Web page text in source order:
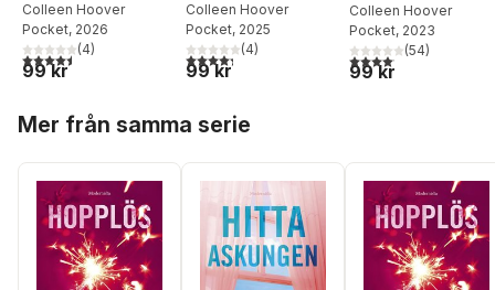
Colleen Hoover
Pocket, 2026
4,5utav 5 stjärnor. Totalt antal röster:
(4)
99 kr
Colleen Hoover
Pocket, 2025
4,3utav 5 stjärnor. Totalt antal röster:
(4)
99 kr
Colleen Hoover
Pocket, 2023
4,1utav 5 stjärnor.
(54)
99 kr
Mer från samma serie